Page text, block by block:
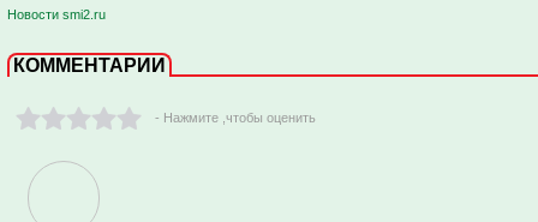
Новости smi2.ru
КОММЕНТАРИИ
- Нажмите ,чтобы оценить